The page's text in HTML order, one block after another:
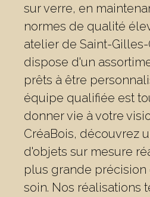
sur verre, en
normes de qualité
atelier de Saint-
dispose d'un
prêts à être
équipe qualifiée est
donner vie à votre
CréaBois, découvrez
d'objets sur mesure
plus grande
soin. Nos réalisations